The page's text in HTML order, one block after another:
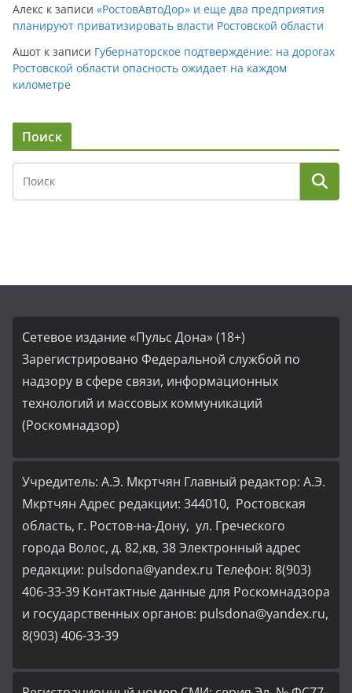
Алекс к записи «РостовАвтоДор» и еще два предприятия
планируют приватизировать власти Ростовской области
Ашот к записи Губернаторское подтверждение: на дорогах
Ростовской области опасность ожидает на каждом
километре
Поиск
Сетевое издание «Пульс Дона» (18+)
Зарегистрировано Федеральной службой по
надзору в сфере связи, информационных
технологий и массовых коммуникаций
(Роскомнадзор)
Учредитель: А.Э. Мкртчян Главный редактор: А.Э.
Мкртчян Адрес редакции: 344010, Ростовская
область, г. Ростов-на-Дону, ул. Греческого
города Волос, д. 82,кв, 38 Электронный адрес
редакции: pulsdona@yandex.ru Телефон: 8(903)
406-33-39 Контактные данные для Роскомнадзора
и государственных органов: pulsdona@yandex.ru,
8(903) 406-33-39